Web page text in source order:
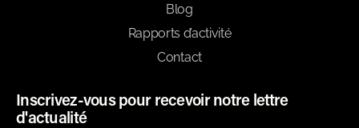
Blog
Rapports d’activité
Contact
Inscrivez-vous pour recevoir notre lettre
d'actualité